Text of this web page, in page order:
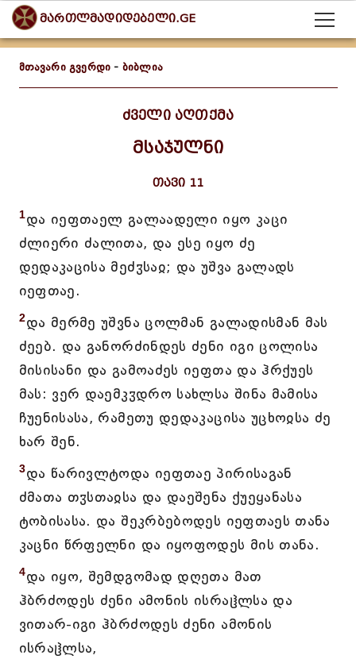
მართლმადიდებელი.GE
მთავარი გვერდი - ბიბლია
ძველი აღთქმა
მსაჯულნი
თავი 11
1და იეფთაელ გალაადელი იყო კაცი
ძლიერი ძალითა, და ესე იყო ძე
დედაკაცისა მეძჳსაჲ; და უშვა გალადს
იეფთაე.
2და მერმე უშვნა ცოლმან გალადისმან მას
ძეებ. და განორძინდეს ძენი იგი ცოლისა
მისისანი და გამოაძეს იეფთა და ჰრქუეს
მას: ვერ დაემკჳდრო სახლსა შინა მამისა
ჩუენისასა, რამეთუ დედაკაცისა უცხოჲსა ძე
ხარ შენ.
3და წარივლტოდა იეფთაე პირისაგან
ძმათა თჳსთაჲსა და დაეშენა ქუეყანასა
ტობისასა. და შეკრბებოდეს იეფთაეს თანა
კაცნი წრფელნი და იყოფოდეს მის თანა.
4და იყო, შემდგომად დღეთა მათ
ჰბრძოდეს ძენი ამონის ისრაჱლსა და
ვითარ-იგი ჰბრძოდეს ძენი ამონის
ისრაჱლსა,